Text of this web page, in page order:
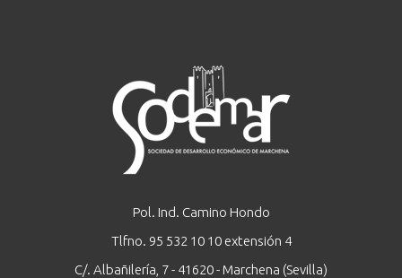
Pol. Ind. Camino Hondo
Tlfno. 95 532 10 10 extensión 4
C/. Albañilería, 7 - 41620 - Marchena (Sevilla)